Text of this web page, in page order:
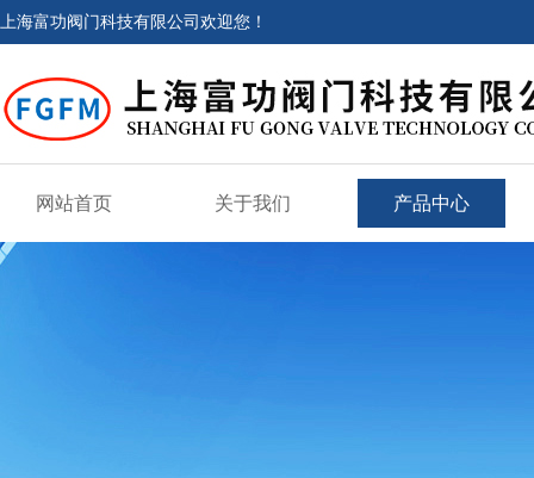
上海富功阀门科技有限公司欢迎您！
网站首页 关于我们 产品中心